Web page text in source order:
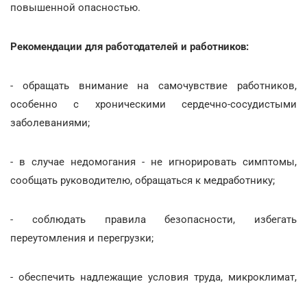
повышенной опасностью.
Рекомендации для работодателей и работников:
- обращать внимание на самочувствие работников,
особенно с хроническими сердечно-сосудистыми
заболеваниями;
- в случае недомогания - не игнорировать симптомы,
сообщать руководителю, обращаться к медработнику;
- соблюдать правила безопасности, избегать
переутомления и перегрузки;
- обеспечить надлежащие условия труда, микроклимат,